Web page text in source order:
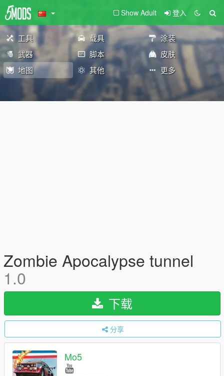
Show Adult 登入
工具 载具
涂装
武器
脚本
皮肤
地图
其他 更多
Zombie Apocalypse tunnel
1.0
下载
分享
Mo5